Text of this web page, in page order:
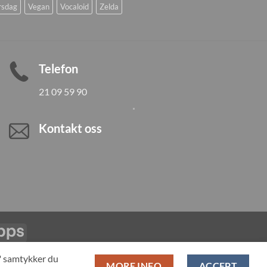
Vegan Vocaloid Zelda
Telefon
21 09 59 90
Kontakt oss
Vipps
PRODUCTS
samtykker du